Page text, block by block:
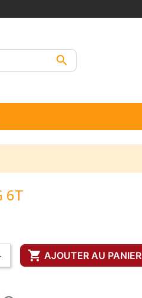

6T
 AJOUTER AU PANIER